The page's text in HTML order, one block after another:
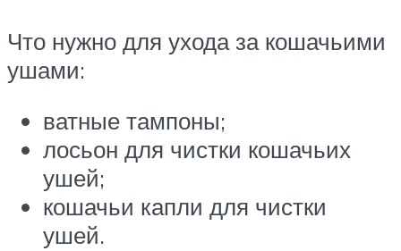
Что нужно для ухода за кошачьими
ушами:
ватные тампоны;
лосьон для чистки кошачьих
ушей;
кошачьи капли для чистки
ушей.